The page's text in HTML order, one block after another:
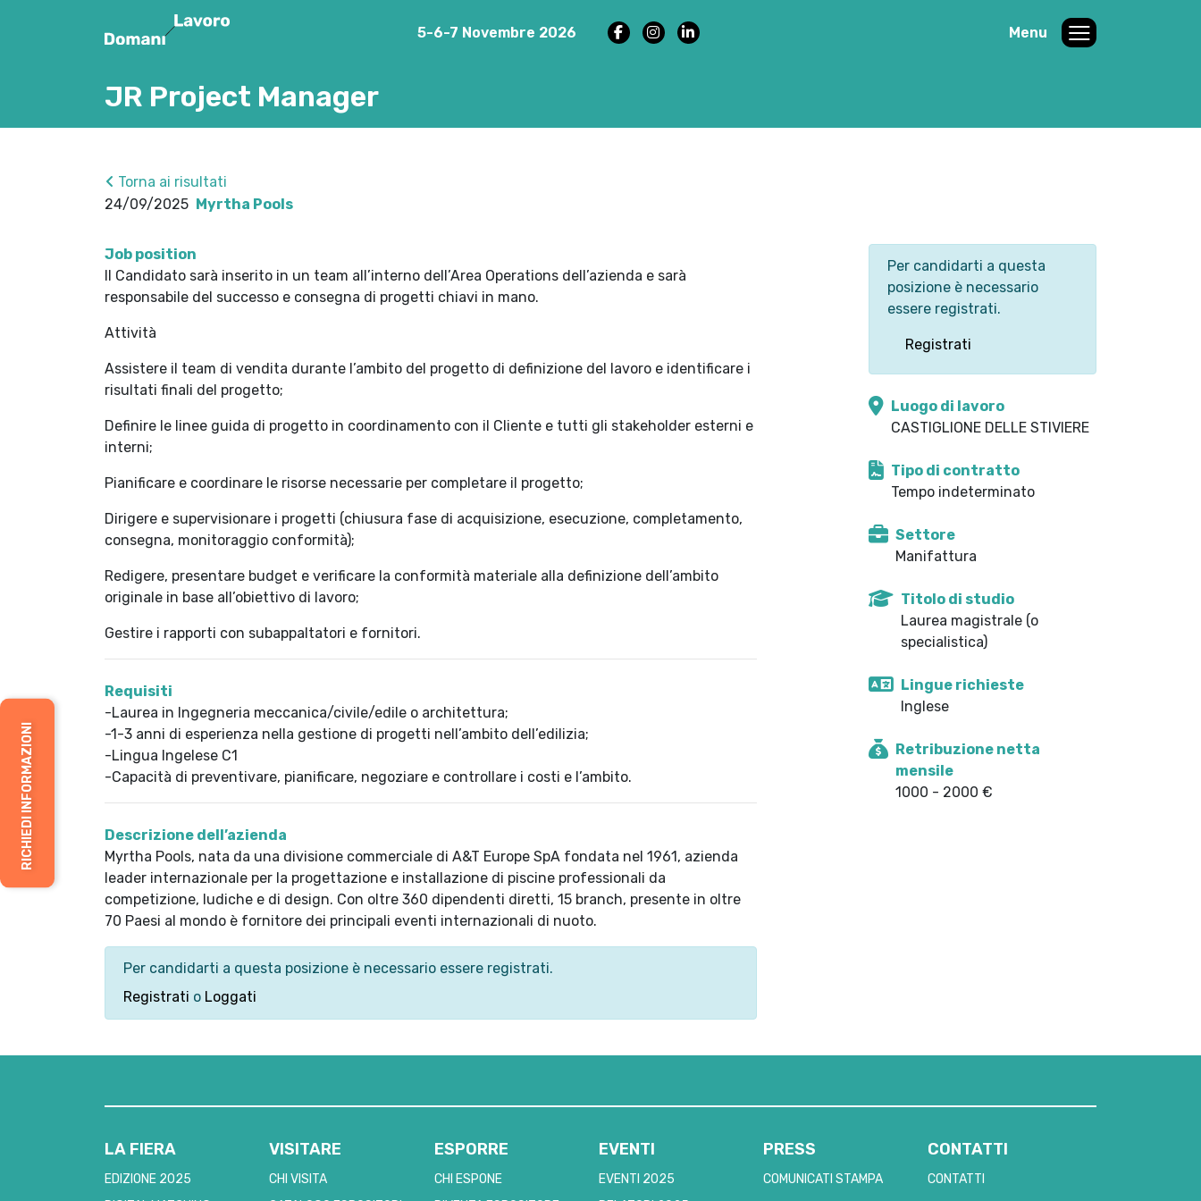
5-6-7 Novembre 2026 Menu
RICHIEDI INFORMAZIONI
JR Project Manager
Torna ai risultati
24/09/2025 Myrtha Pools
Job position
Il Candidato sarà inserito in un team all’interno dell’Area Operations dell’azienda e sarà
responsabile del successo e consegna di progetti chiavi in mano.
Attività
Assistere il team di vendita durante l’ambito del progetto di definizione del lavoro e identificare i
risultati finali del progetto;
Definire le linee guida di progetto in coordinamento con il Cliente e tutti gli stakeholder esterni e
interni;
Pianificare e coordinare le risorse necessarie per completare il progetto;
Dirigere e supervisionare i progetti (chiusura fase di acquisizione, esecuzione, completamento,
consegna, monitoraggio conformità);
Redigere, presentare budget e verificare la conformità materiale alla definizione dell’ambito
originale in base all’obiettivo di lavoro;
Gestire i rapporti con subappaltatori e fornitori.
Requisiti
-Laurea in Ingegneria meccanica/civile/edile o architettura;
-1-3 anni di esperienza nella gestione di progetti nell’ambito dell’edilizia;
-Lingua Ingelese C1
-Capacità di preventivare, pianificare, negoziare e controllare i costi e l’ambito.
Descrizione dell’azienda
Myrtha Pools, nata da una divisione commerciale di A&T Europe SpA fondata nel 1961, azienda
leader internazionale per la progettazione e installazione di piscine professionali da
competizione, ludiche e di design. Con oltre 360 dipendenti diretti, 15 branch, presente in oltre
70 Paesi al mondo è fornitore dei principali eventi internazionali di nuoto.
Per candidarti a questa posizione è necessario essere registrati.
Registrati o Loggati
Per candidarti a questa
posizione è necessario
essere registrati.
Registrati
Luogo di lavoro
CASTIGLIONE DELLE STIVIERE
Tipo di contratto
Tempo indeterminato
Settore
Manifattura
Titolo di studio
Laurea magistrale (o
specialistica)
Lingue richieste
Inglese
Retribuzione netta
mensile
1000 - 2000 €
LA FIERA
EDIZIONE 2025
VISITARE
CHI VISITA
ESPORRE
CHI ESPONE
EVENTI
EVENTI 2025
PRESS
COMUNICATI STAMPA
CONTATTI
CONTATTI